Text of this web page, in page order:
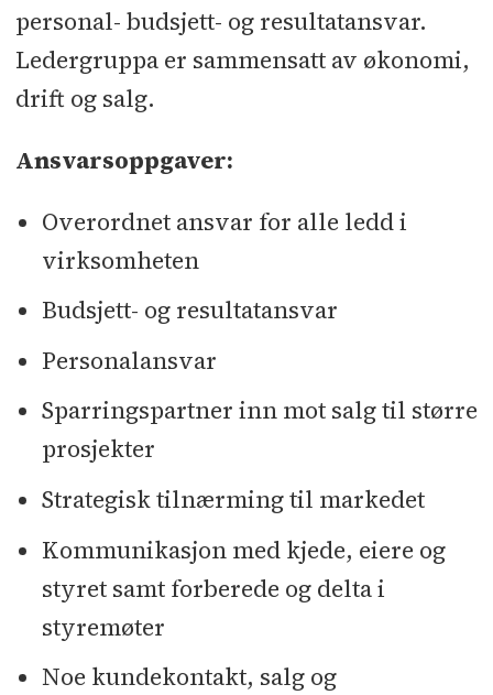
personal- budsjett- og resultatansvar.
Ledergruppa er sammensatt av økonomi,
drift og salg.
Ansvarsoppgaver:
Overordnet ansvar for alle ledd i
virksomheten
Budsjett- og resultatansvar
Personalansvar
Sparringspartner inn mot salg til større
prosjekter
Strategisk tilnærming til markedet
Kommunikasjon med kjede, eiere og
styret samt forberede og delta i
styremøter
Noe kundekontakt, salg og